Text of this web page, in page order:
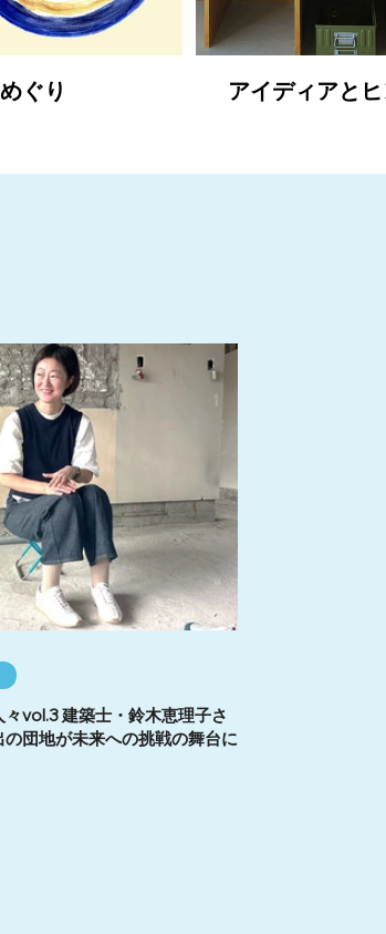
ぐり アイディアと
々vol.3 建築士・鈴木恵理子さ
団地が未来への挑戦の舞台に